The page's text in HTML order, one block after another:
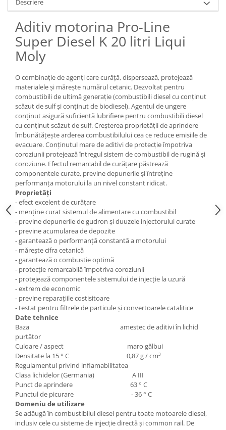
Pozitionere de sudura
Instalatii de rotire
Platforme foarfeca
Tip SB - cu bază rabatabilă
Nacela stivuitor
Translator stivuitor
Prelungitor lame stivuitor CAM
attachments
Atasamente profesionale CAM
Cleste ridicare butoi
Dispozitive ridicare butoaie
Descriere
Aditiv motorina Pro-Line
Super Diesel K 20 litri Liqui
Moly
O combinație de agenți care curăță, dispersează, protejează
materialele și mărește numărul cetanic. Dezvoltat pentru
combustibili de ultimă generație (combustibili diesel cu conținut
scăzut de sulf și conținut de biodiesel). Agentul de ungere
conținut asigură suficientă lubrifiere pentru combustibili diesel
cu conținut scăzut de sulf. Creșterea proprietății de aprindere
îmbunătățește arderea combustibilului cea ce reduce emisiile de
evacuare. Conținutul mare de aditivi de protecție împotriva
coroziunii protejează întregul sistem de combustibil de rugină și
coroziune. Efectul remarcabil de curățare păstrează
componentele curate, previne depunerile și întreține
performanța motorului la un nivel constant ridicat.
Proprietăți
- efect excelent de curățare
- menține curat sistemul de alimentare cu combustibil
- previne depunerile de gudron și duuzele injectorului curate
- previne acumularea de depozite
- garantează o performanță constantă a motorului
- mărește cifra cetanică
- garantează o combustie optimă
- protecție remarcabilă împotriva coroziunii
- protejează componentele sistemului de injecție la uzură
- extrem de economic
- previne reparațiile costisitoare
- testat pentru filtrele de particule și convertoarele catalitice
Date tehnice
Baza amestec de aditivi în lichid
purtător
Culoare / aspect maro gălbui
Densitate la 15 ° C 0,87 g / cm³
Regulamentul privind inflamabilitatea
Clasa lichidelor (Germania) A III
Punct de aprindere 63 ° C
Punctul de picurare - 36 ° C
Domeniu de utilizare
Se adăugă în combustibilul diesel pentru toate motoarele diesel,
inclusiv cele cu sisteme de injecție directă și common rail. De